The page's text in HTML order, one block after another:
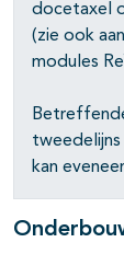
docetaxel
(zie ook
modules
kan